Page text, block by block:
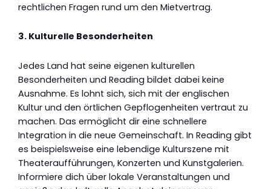
rechtlichen Fragen rund um den Mietvertrag.
3. Kulturelle Besonderheiten
Jedes Land hat seine eigenen kulturellen
Besonderheiten und Reading bildet dabei keine
Ausnahme. Es lohnt sich, sich mit der englischen
Kultur und den örtlichen Gepflogenheiten vertraut zu
machen. Das ermöglicht dir eine schnellere
Integration in die neue Gemeinschaft. In Reading gibt
es beispielsweise eine lebendige Kulturszene mit
Theateraufführungen, Konzerten und Kunstgalerien.
Informiere dich über lokale Veranstaltungen und